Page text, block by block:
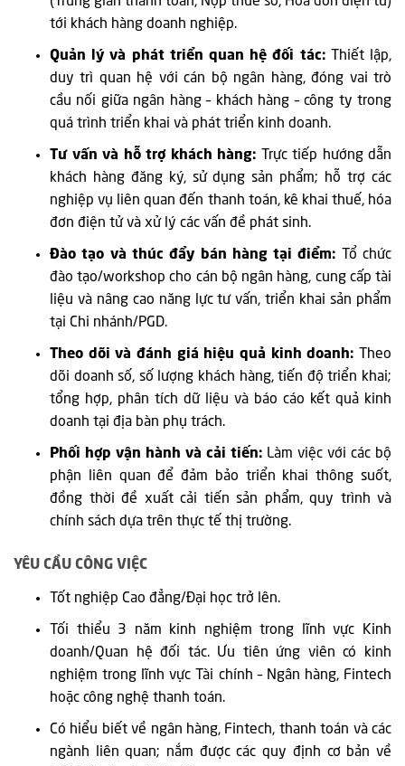
tới khách hàng doanh nghiệp.
Quản lý và phát triển quan hệ đối tác: Thiết lập,
duy trì quan hệ với cán bộ ngân hàng, đóng vai trò
cầu nối giữa ngân hàng – khách hàng – công ty trong
quá trình triển khai và phát triển kinh doanh.
Tư vấn và hỗ trợ khách hàng: Trực tiếp hướng dẫn
khách hàng đăng ký, sử dụng sản phẩm; hỗ trợ các
nghiệp vụ liên quan đến thanh toán, kê khai thuế, hóa
đơn điện tử và xử lý các vấn đề phát sinh.
Đào tạo và thúc đẩy bán hàng tại điểm: Tổ chức
đào tạo/workshop cho cán bộ ngân hàng, cung cấp tài
liệu và nâng cao năng lực tư vấn, triển khai sản phẩm
tại Chi nhánh/PGD.
Theo dõi và đánh giá hiệu quả kinh doanh: Theo
dõi doanh số, số lượng khách hàng, tiến độ triển khai;
tổng hợp, phân tích dữ liệu và báo cáo kết quả kinh
doanh tại địa bàn phụ trách.
Phối hợp vận hành và cải tiến: Làm việc với các bộ
phận liên quan để đảm bảo triển khai thông suốt,
đồng thời đề xuất cải tiến sản phẩm, quy trình và
chính sách dựa trên thực tế thị trường.
YÊU CẦU CÔNG VIỆC
Tốt nghiệp Cao đẳng/Đại học trở lên.
Tối thiểu 3 năm kinh nghiệm trong lĩnh vực Kinh
doanh/Quan hệ đối tác. Ưu tiên ứng viên có kinh
nghiệm trong lĩnh vực Tài chính – Ngân hàng, Fintech
hoặc công nghệ thanh toán.
Có hiểu biết về ngân hàng, Fintech, thanh toán và các
ngành liên quan; nắm được các quy định cơ bản về